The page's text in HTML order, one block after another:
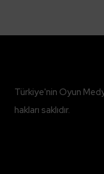
Türkiye'nin Oyun
hakları saklıdır.